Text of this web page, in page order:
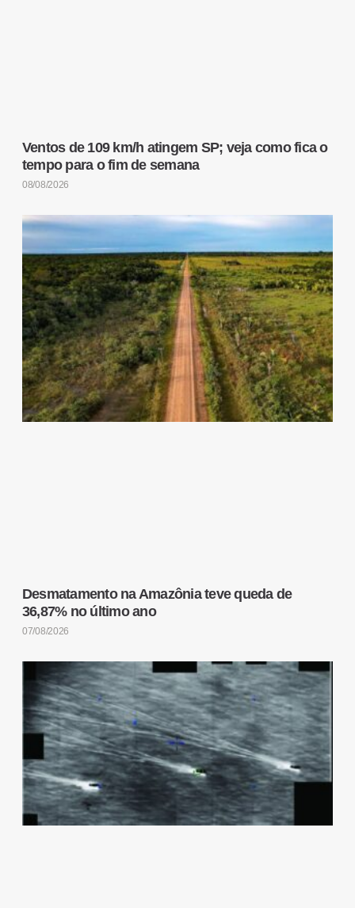
Ventos de 109 km/h atingem SP; veja como fica o
tempo para o fim de semana
08/08/2026
Desmatamento na Amazônia teve queda de
36,87% no último ano
07/08/2026